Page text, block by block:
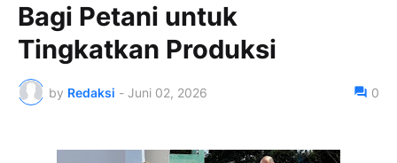
Bagi Petani untuk
Tingkatkan Produksi
by Redaksi - Juni 02, 2026 0